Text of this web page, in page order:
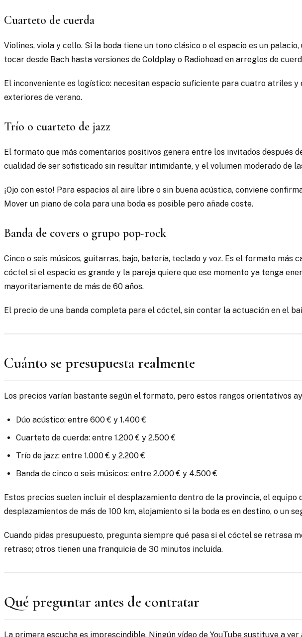
Cuarteto de cuerda
Violines, viola y cello. Si la boda tiene un tono clásico o el espacio es un
tocar desde Bach hasta versiones de Coldplay o Radiohead en arreglos de
El inconveniente es logístico: necesitan espacio suficiente para cuatro atriles
exteriores de verano.
Trío o cuarteto de jazz
El formato que más comentarios positivos genera entre los invitados después
cualidad de ser sofisticado sin resultar intimidante, y el volumen moderado de
¡Ojo con esto! Para espacios al aire libre o sin buena acústica, conviene
Mover un piano de cola para una boda es posible pero añade coste.
Banda de covers o grupo pop-rock
Cinco o seis músicos, guitarras, bajo, batería, teclado y voz. Es el formato
cóctel si el espacio es grande y la pareja quiere que ese momento ya tenga
mayoritariamente de más de 60 años.
El precio de una banda completa para el cóctel, sin contar la actuación en el
Cuánto se presupuesta realmente
Los precios varían bastante según el formato, pero estos rangos orientativos
Dúo acústico: entre 600 € y 1.400 €
Cuarteto de cuerda: entre 1.200 € y 2.500 €
Trío de jazz: entre 1.000 € y 2.200 €
Banda de cinco o seis músicos: entre 2.000 € y 4.500 €
Estos precios suelen incluir el desplazamiento dentro de la provincia, el
desplazamientos de más de 100 km, alojamiento si la boda es en destino, o un
Cuando pidas presupuesto, pregunta siempre qué pasa si el cóctel se retrasa
retraso; otros tienen una franquicia de 30 minutos incluida.
Qué preguntar antes de contratar
La primera escucha es imprescindible. Ningún vídeo de YouTube sustituye a